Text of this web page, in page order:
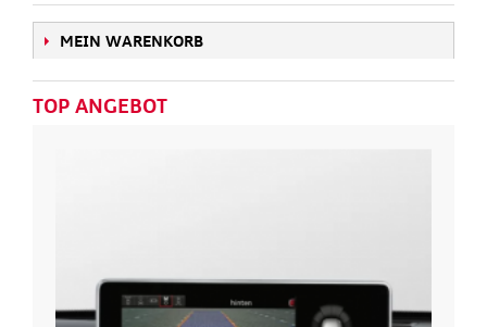
MEIN WARENKORB
TOP ANGEBOT